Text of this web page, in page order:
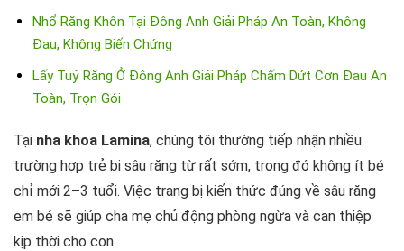
Nhổ Răng Khôn Tại Đông Anh Giải Pháp An Toàn, Không
Đau, Không Biến Chứng
Lấy Tuỷ Răng Ở Đông Anh Giải Pháp Chấm Dứt Cơn Đau An
Toàn, Trọn Gói
Tại nha khoa Lamina, chúng tôi thường tiếp nhận nhiều
trường hợp trẻ bị sâu răng từ rất sớm, trong đó không ít bé
chỉ mới 2–3 tuổi. Việc trang bị kiến thức đúng về sâu răng
em bé sẽ giúp cha mẹ chủ động phòng ngừa và can thiệp
kịp thời cho con.